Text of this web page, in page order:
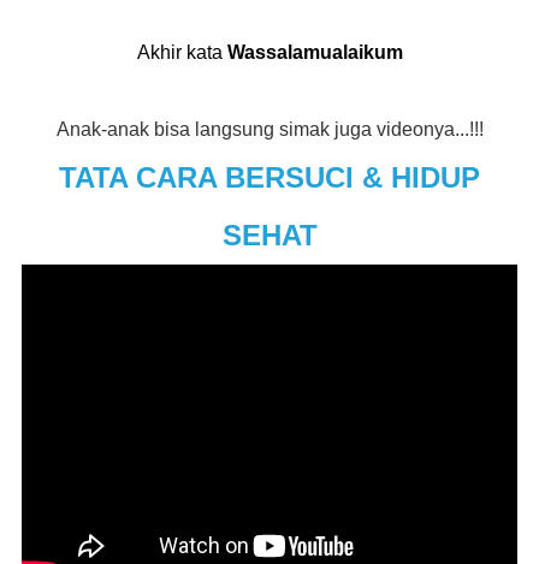
Akhir kata Wassalamualaikum
Anak-anak bisa langsung simak juga videonya...!!!
TATA CARA BERSUCI & HIDUP
SEHAT